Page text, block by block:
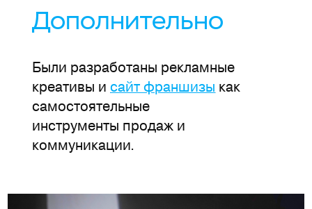
Дополнительно
Были разработаны рекламные
креативы исайт франшизы как
самостоятельные
инструменты продаж и
коммуникации.